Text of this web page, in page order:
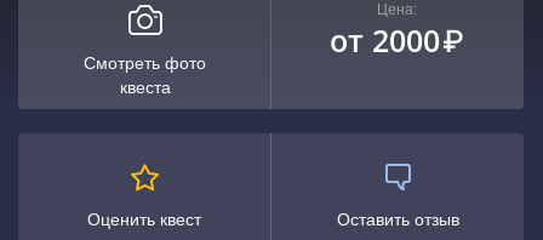
Смотреть фото
квеста
Цена:
от 2000₽
Оценить квест Оставить отзыв